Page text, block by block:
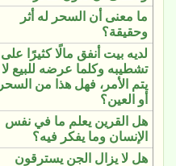
ما معنى أن السحر له أثر
وحقيقة؟
لديه بيت أنفق مالًا كثيرًا على
تشطيبه وكلما عرضه للبيع لا
يتم الأمر، فهل هذا من السحر
أو العين؟
هل القرين يعلم ما في نفس
الإنسان وما يفكر فيه؟
هل لا يزال الجن يسترقون